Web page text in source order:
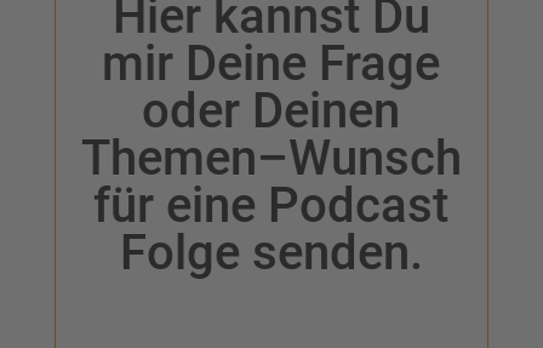
Hier kannst Du
mir Deine Frage
oder Deinen
Themen–Wunsch
für eine Podcast
Folge senden.